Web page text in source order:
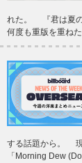
れた。 『君は夏の
何度も重版を重ね
する話題から。 現
「Morning Dew